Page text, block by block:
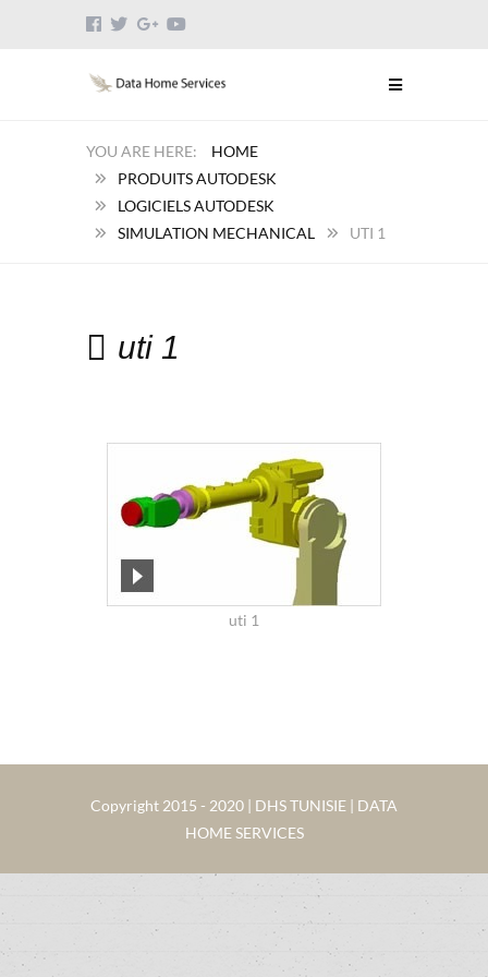
HOME
PRODUITS AUTODESK
LOGICIELS AUTODESK
SIMULATION MECHANICAL
UTI 1
uti 1
uti 1
Copyright 2015 - 2020 | DHS TUNISIE | DATA
HOME SERVICES